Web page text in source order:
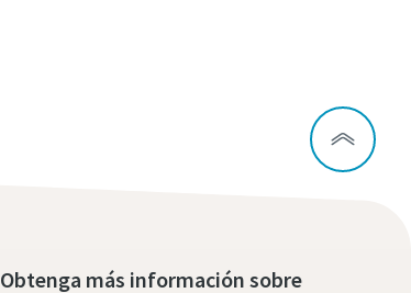
Obtenga más información sobre